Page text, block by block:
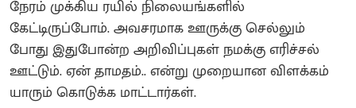
நேரம் முக்கிய ரயில் நிலையங்களில்
கேட்டிருப்போம். அவசரமாக ஊருக்கு செல்லும்
போது இதுபோன்ற அறிவிப்புகள் நமக்கு எரிச்சல்
ஊட்டும். ஏன் தாமதம்.. என்று முறையான விளக்கம்
யாரும் கொடுக்க மாட்டார்கள்.